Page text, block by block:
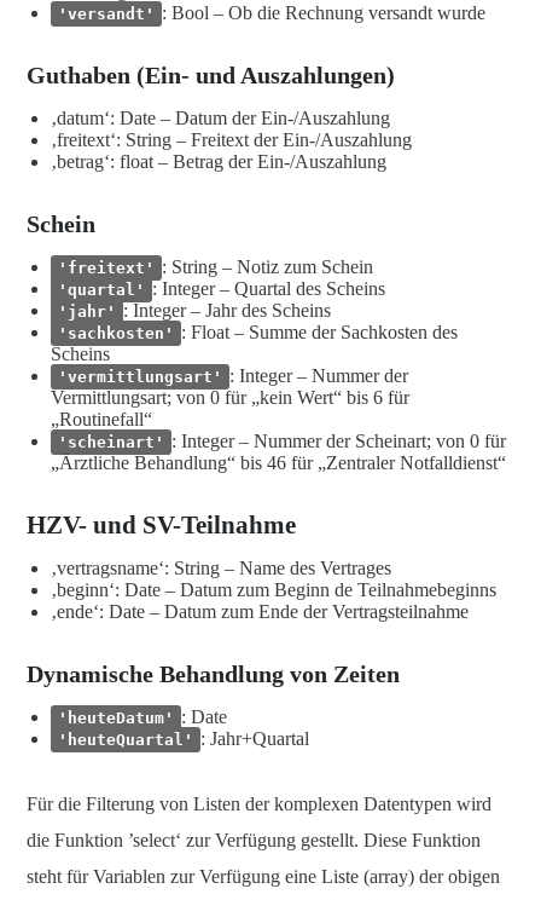
'versandt' : Bool – Ob die Rechnung versandt wurde
Guthaben (Ein- und Auszahlungen)
‚datum‘: Date – Datum der Ein-/Auszahlung
‚freitext‘: String – Freitext der Ein-/Auszahlung
‚betrag‘: float – Betrag der Ein-/Auszahlung
Schein
'freitext' : String – Notiz zum Schein
'quartal' : Integer – Quartal des Scheins
'jahr' : Integer – Jahr des Scheins
'sachkosten'
: Float – Summe der Sachkosten des
Scheins
'vermittlungsart'
: Integer – Nummer der
Vermittlungsart; von 0 für „kein Wert“ bis 6 für
„Routinefall“
'scheinart'
: Integer – Nummer der Scheinart; von 0 für
„Ärztliche Behandlung“ bis 46 für „Zentraler Notfalldienst“
HZV- und SV-Teilnahme
‚vertragsname‘: String – Name des Vertrages
‚beginn‘: Date – Datum zum Beginn de Teilnahmebeginns
‚ende‘: Date – Datum zum Ende der Vertragsteilnahme
Dynamische Behandlung von Zeiten
'heuteDatum' : Date
'heuteQuartal' : Jahr+Quartal
Für die Filterung von Listen der komplexen Datentypen wird
die Funktion ’select‘ zur Verfügung gestellt. Diese Funktion
steht für Variablen zur Verfügung eine Liste (array) der obigen